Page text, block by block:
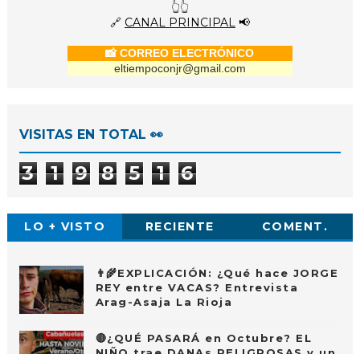
👆👆
🔗 CANAL PRINCIPAL📢
📸 CORREO ELECTRÓNICO
eltiempoconjr@gmail.com
VISITAS EN TOTAL 👀
3 1 9 8 5 1 6
LO + VISTO RECIENTE COMENT.
👨‍🌾EXPLICACIÓN: ¿Qué hace JORGE
REY entre VACAS? Entrevista
Arag-Asaja La Rioja
🔴¿QUÉ PASARÁ en Octubre? EL